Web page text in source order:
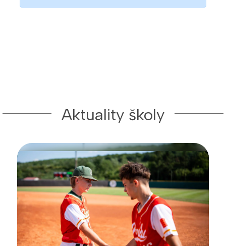
Aktuality školy